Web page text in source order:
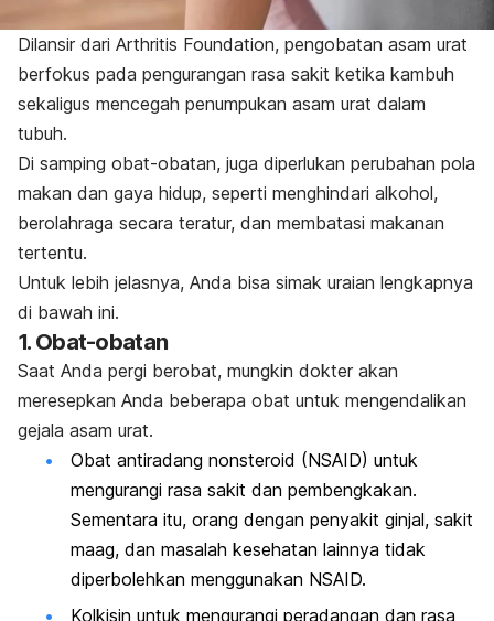
Dilansir dari Arthritis Foundation, pengobatan asam urat
berfokus pada pengurangan rasa sakit ketika kambuh
sekaligus mencegah penumpukan asam urat dalam
tubuh.
Di samping obat-obatan, juga diperlukan perubahan pola
makan dan gaya hidup, seperti menghindari alkohol,
berolahraga secara teratur, dan membatasi makanan
tertentu.
Untuk lebih jelasnya, Anda bisa simak uraian lengkapnya
di bawah ini.
1. Obat-obatan
Saat Anda pergi berobat, mungkin dokter akan
meresepkan Anda beberapa obat untuk mengendalikan
gejala asam urat.
Obat antiradang nonsteroid (NSAID) untuk
mengurangi rasa sakit dan pembengkakan.
Sementara itu, orang dengan penyakit ginjal, sakit
maag, dan masalah kesehatan lainnya tidak
diperbolehkan menggunakan NSAID.
Kolkisin untuk mengurangi peradangan dan rasa